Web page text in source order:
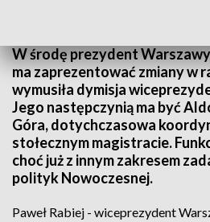
W środę prezydent
ma zaprezentować zmiany w
wymusiła dymisja
Jego następczynią ma być
Góra, dotychczasowa
stołecznym magistracie.
choć już z innym zakresem
polityk Nowoczesnej.
Paweł Rabiej - wiceprezydent